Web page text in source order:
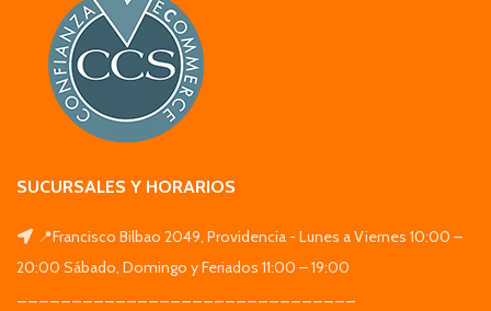
SUCURSALES Y HORARIOS
📍Francisco Bilbao 2049, Providencia - Lunes a Viernes 10:00 –
20:00 Sábado, Domingo y Feriados 11:00 – 19:00